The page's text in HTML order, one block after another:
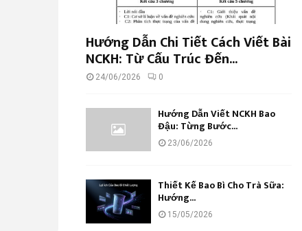
Hướng Dẫn Chi Tiết Cách Viết Bài
NCKH: Từ Cấu Trúc Đến...
24/06/2026 0
Hướng Dẫn Viết NCKH Bao
Đậu: Từng Bước...
23/06/2026
Thiết Kế Bao Bì Cho Trà Sữa:
Hướng...
15/05/2026